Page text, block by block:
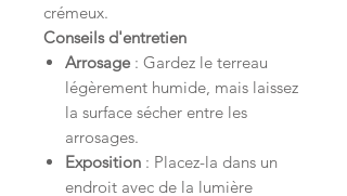
crémeux.
Conseils d'entretien
Arrosage : Gardez le terreau
légèrement humide, mais laissez
la surface sécher entre les
arrosages.
Exposition : Placez-la dans un
endroit avec de la lumière